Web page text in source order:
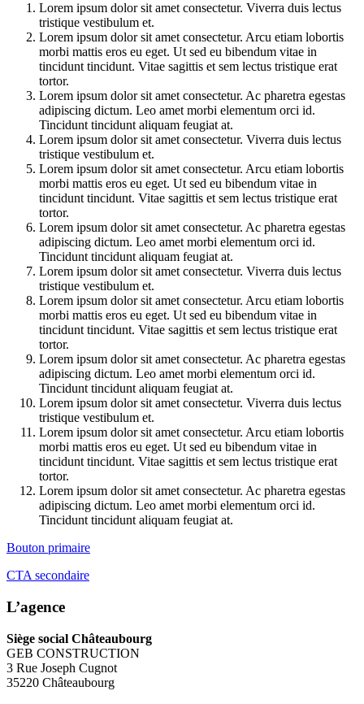
Lorem ipsum dolor sit amet consectetur. Viverra duis lectus
tristique vestibulum et.
Lorem ipsum dolor sit amet consectetur. Arcu etiam lobortis
morbi mattis eros eu eget. Ut sed eu bibendum vitae in
tincidunt tincidunt. Vitae sagittis et sem lectus tristique erat
tortor.
Lorem ipsum dolor sit amet consectetur. Ac pharetra egestas
adipiscing dictum. Leo amet morbi elementum orci id.
Tincidunt tincidunt aliquam feugiat at.
Lorem ipsum dolor sit amet consectetur. Viverra duis lectus
tristique vestibulum et.
Lorem ipsum dolor sit amet consectetur. Arcu etiam lobortis
morbi mattis eros eu eget. Ut sed eu bibendum vitae in
tincidunt tincidunt. Vitae sagittis et sem lectus tristique erat
tortor.
Lorem ipsum dolor sit amet consectetur. Ac pharetra egestas
adipiscing dictum. Leo amet morbi elementum orci id.
Tincidunt tincidunt aliquam feugiat at.
Lorem ipsum dolor sit amet consectetur. Viverra duis lectus
tristique vestibulum et.
Lorem ipsum dolor sit amet consectetur. Arcu etiam lobortis
morbi mattis eros eu eget. Ut sed eu bibendum vitae in
tincidunt tincidunt. Vitae sagittis et sem lectus tristique erat
tortor.
Lorem ipsum dolor sit amet consectetur. Ac pharetra egestas
adipiscing dictum. Leo amet morbi elementum orci id.
Tincidunt tincidunt aliquam feugiat at.
Lorem ipsum dolor sit amet consectetur. Viverra duis lectus
tristique vestibulum et.
Lorem ipsum dolor sit amet consectetur. Arcu etiam lobortis
morbi mattis eros eu eget. Ut sed eu bibendum vitae in
tincidunt tincidunt. Vitae sagittis et sem lectus tristique erat
tortor.
Lorem ipsum dolor sit amet consectetur. Ac pharetra egestas
adipiscing dictum. Leo amet morbi elementum orci id.
Tincidunt tincidunt aliquam feugiat at.
Bouton primaire
CTA secondaire
L’agence
Siège social Châteaubourg
GEB CONSTRUCTION
3 Rue Joseph Cugnot
35220 Châteaubourg